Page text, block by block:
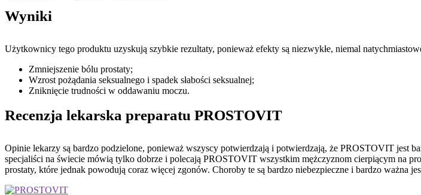
Wyniki
Użytkownicy tego produktu uzyskują szybkie rezultaty, ponieważ efekty są niezwykłe, niemal
Zmniejszenie bólu prostaty;
Wzrost pożądania seksualnego i spadek słabości seksualnej;
Zniknięcie trudności w oddawaniu moczu.
Recenzja lekarska preparatu PROSTOVIT
Opinie lekarzy są bardzo podzielone, ponieważ wszyscy potwierdzają i potwierdzają, że PROSTOVIT jest
specjaliści na świecie mówią tylko dobrze i polecają PROSTOVIT wszystkim mężczyznom cierpiącym na
prostaty, które jednak powodują coraz więcej zgonów. Choroby te są bardzo niebezpieczne i bardzo